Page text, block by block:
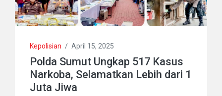
Kepolisian / April 15, 2025
Polda Sumut Ungkap 517 Kasus
Narkoba, Selamatkan Lebih dari 1
Juta Jiwa